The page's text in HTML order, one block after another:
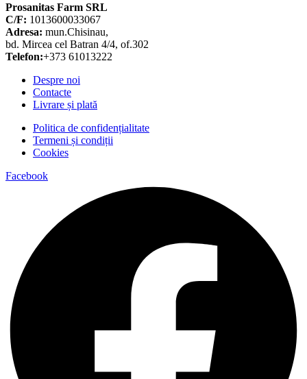
Prosanitas Farm SRL
C/F: 1013600033067
Adresa: mun.Chisinau,
bd. Mircea cel Batran 4/4, of.302
Telefon:+373 61013222
Despre noi
Contacte
Livrare și plată
Politica de confidențialitate
Termeni și condiții
Cookies
Facebook